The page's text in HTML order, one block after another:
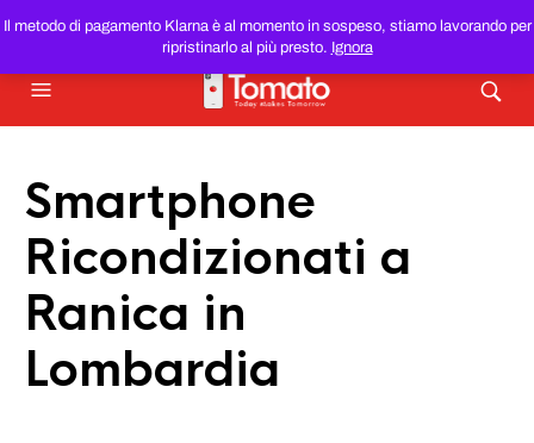
Il metodo di pagamento Klarna è al momento in sospeso, stiamo lavorando per
ripristinarlo al più presto. Ignora
SMARTPHONE E TABLET RICONDIZIONATIAL MIGLIOR
PREZZO DEL WEB!
Smartphone
Ricondizionati a
Ranica in
Lombardia